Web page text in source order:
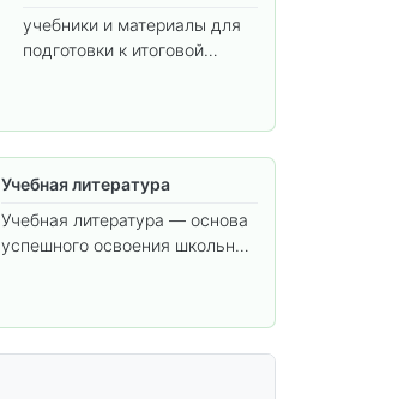
учебники и материалы для
подготовки к итоговой
Учебная литература
Учебная литература — основа
успешного освоения школьной